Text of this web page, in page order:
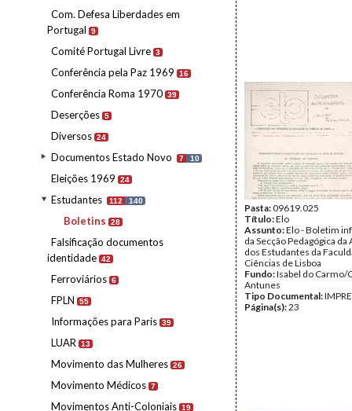
Com. Defesa Liberdades em
Portugal
9
Comité Portugal Livre 3
Conferência pela Paz 1969 16
Conferência Roma 1970 39
Deserções 5
Diversos 24
Documentos Estado Novo 7 10
Eleições 1969 24
Estudantes 112 140
Boletins 28
Falsificação documentos
identidade 42
Ferroviários 6
FPLN 55
Informações para Paris 39
LUAR 13
Movimento das Mulheres 26
Movimento Médicos 7
Movimentos Anti-Coloniais 19
Pasta:09619.025
Título:Elo
Assunto:Elo - Boletim
da Secção Pedagógica da
dos Estudantes da
Ciências de Lisboa
Fundo:Isabel do Carmo/
Antunes
Tipo Documental:
Página(s):23